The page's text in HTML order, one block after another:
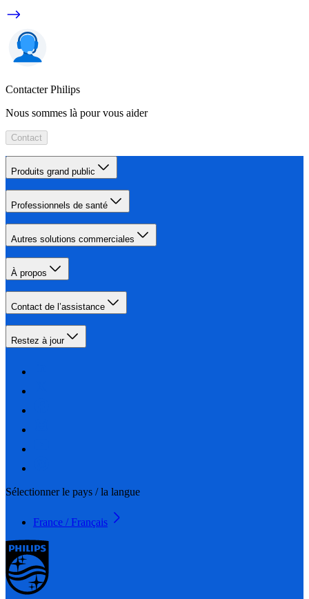
Contacter Philips
Nous sommes là pour vous aider
Contact
Produits grand public
Professionnels de santé
Autres solutions commerciales
À propos
Contact de l’assistance
Restez à jour
Sélectionner le pays / la langue
France / Français